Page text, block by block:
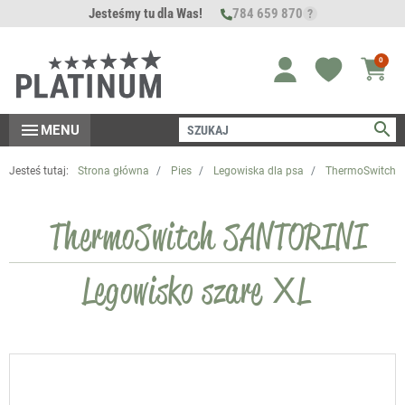
Jesteśmy tu dla Was! 784 659 870 ?
0
menu MENU search
Jesteś tutaj: Strona główna Pies Legowiska dla psa ThermoSwitch
ThermoSwitch SANTORINI
Legowisko szare XL